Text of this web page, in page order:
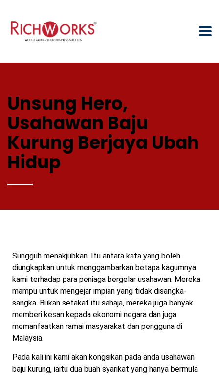
Unsung Hero,
Usahawan Baju
Kurung Berjaya Ubah
Hidup
Sungguh menakjubkan. Itu antara kata yang boleh
diungkapkan untuk menggambarkan betapa kagumnya
kami terhadap para peniaga bergelar usahawan. Mereka
mampu untuk mengejar impian yang tidak disangka-
sangka. Bukan setakat itu sahaja, mereka juga banyak
memberi kesan kepada ekonomi negara dan juga
memanfaatkan ramai masyarakat dan pengguna di
Malaysia.
Pada kali ini kami akan kongsikan pada anda usahawan
baju kurung, iaitu dua buah syarikat yang hanya bermula